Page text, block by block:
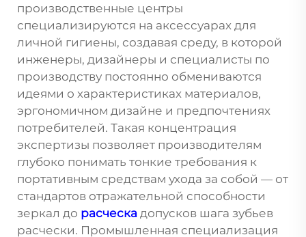
производственные центры
специализируются на аксессуарах для
личной гигиены, создавая среду, в которой
инженеры, дизайнеры и специалисты по
производству постоянно обмениваются
идеями о характеристиках материалов,
эргономичном дизайне и предпочтениях
потребителей. Такая концентрация
экспертизы позволяет производителям
глубоко понимать тонкие требования к
портативным средствам ухода за собой — от
стандартов отражательной способности
зеркал до расческа допусков шага зубьев
расчески. Промышленная специализация